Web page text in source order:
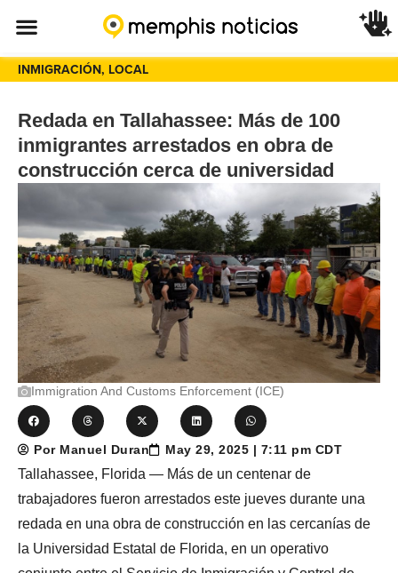
INMIGRACIÓN, LOCAL
Redada en Tallahassee: Más de 100
inmigrantes arrestados en obra de
construcción cerca de universidad
Immigration And Customs Enforcement (ICE)
Por Manuel Duran May 29, 2025 | 7:11 pm CDT
Tallahassee, Florida — Más de un centenar de
trabajadores fueron arrestados este jueves durante una
redada en una obra de construcción en las cercanías de
la Universidad Estatal de Florida, en un operativo